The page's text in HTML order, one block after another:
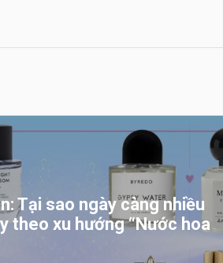
Tại sao ngày càng nhiều
theo xu hướng “Nước hoa